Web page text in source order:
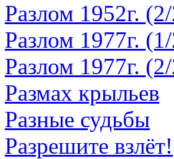
Разлом 1952г.
Разлом 1977г.
Разлом 1977г.
Размах крыльев
Разные судьбы
Разрешите взлёт!